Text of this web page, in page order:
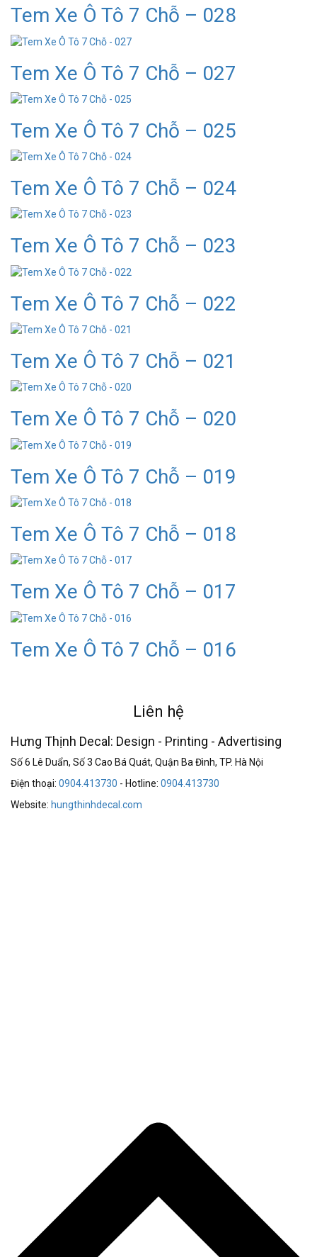
Tem Xe Ô Tô 7 Chỗ – 028
Tem Xe Ô Tô 7 Chỗ – 027
Tem Xe Ô Tô 7 Chỗ – 025
Tem Xe Ô Tô 7 Chỗ – 024
Tem Xe Ô Tô 7 Chỗ – 023
Tem Xe Ô Tô 7 Chỗ – 022
Tem Xe Ô Tô 7 Chỗ – 021
Tem Xe Ô Tô 7 Chỗ – 020
Tem Xe Ô Tô 7 Chỗ – 019
Tem Xe Ô Tô 7 Chỗ – 018
Tem Xe Ô Tô 7 Chỗ – 017
Tem Xe Ô Tô 7 Chỗ – 016
Liên hệ
Hưng Thịnh Decal: Design - Printing - Advertising
Số 6 Lê Duẩn, Số 3 Cao Bá Quát, Quận Ba Đình, TP. Hà Nội
Điện thoại: 0904.413730 - Hotline: 0904.413730
Website: hungthinhdecal.com